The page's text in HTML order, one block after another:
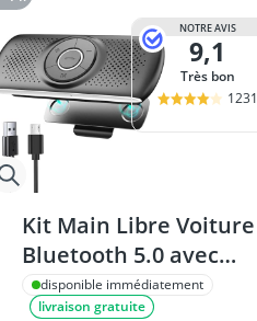
NOTRE AVIS
9,1
Très bon
1231
Kit Main Libre Voiture
Bluetooth 5.0 avec
Microphone
disponible immédiatement
livraison gratuite